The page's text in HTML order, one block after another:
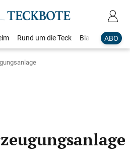
ABO
Rund um die Teck Blaulicht